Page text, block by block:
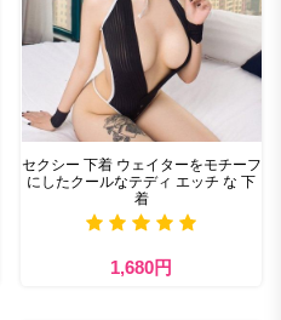
セクシー 下着​ ウェイターをモチーフ
にしたクールなテディ エッチ な 下
着
1,680円